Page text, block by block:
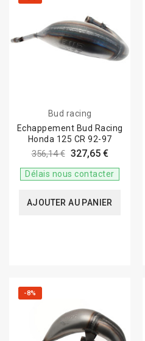
Bud racing
Echappement Bud Racing
Honda 125 CR 92-97
356,14 € 327,65 €
Délais nous contacter
AJOUTER AU PANIER
-8%